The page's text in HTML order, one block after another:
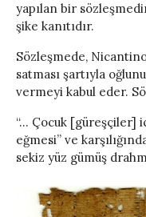
yapılan bir
şike kanıtıdır.
Sözleşmede,
satması şartıyla
vermeyi kabul eder.
“… Çocuk [güreşçiler]
eğmesi” ve
sekiz yüz gümüş